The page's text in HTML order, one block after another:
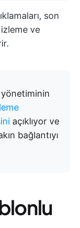
son
ve
açıklıyor ve
bağlantıyı